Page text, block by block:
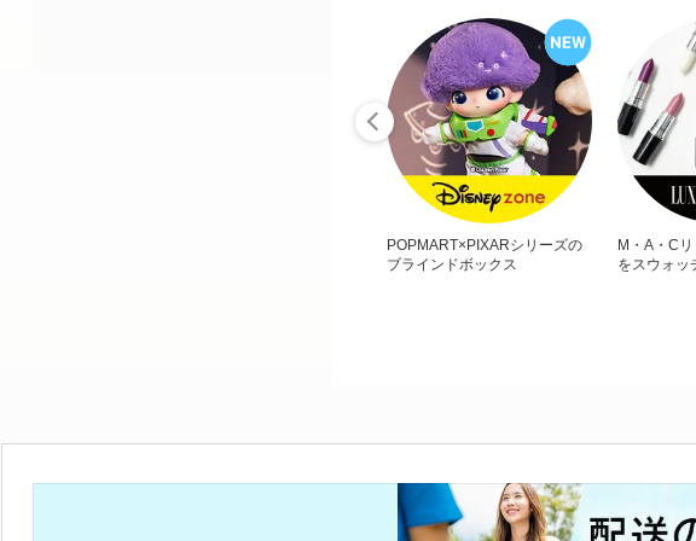
POPMART×PIXARシリーズの
ブラインドボックス
M・A・C
をスウォッ